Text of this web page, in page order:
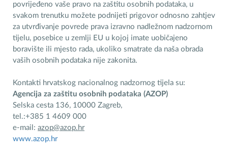
povrijeđeno vaše pravo na zaštitu osobnih podataka, u
svakom trenutku možete podnijeti prigovor odnosno zahtjev
za utvrđivanje povrede prava izravno nadležnom nadzornom
tijelu, posebice u zemlji EU u kojoj imate uobičajeno
boravište ili mjesto rada, ukoliko smatrate da naša obrada
vaših osobnih podataka nije zakonita.
Kontakti hrvatskog nacionalnog nadzornog tijela su:
Agencija za zaštitu osobnih podataka (AZOP)
Selska cesta 136, 10000 Zagreb,
tel.:+385 1 4609 000
e-mail: azop@azop.hr
www.azop.hr